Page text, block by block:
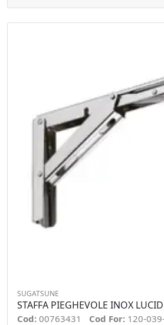
SUGATSUNE
STAFFA PIEGHEVOLE INOX
Cod: 00763431 Cod For: 120-